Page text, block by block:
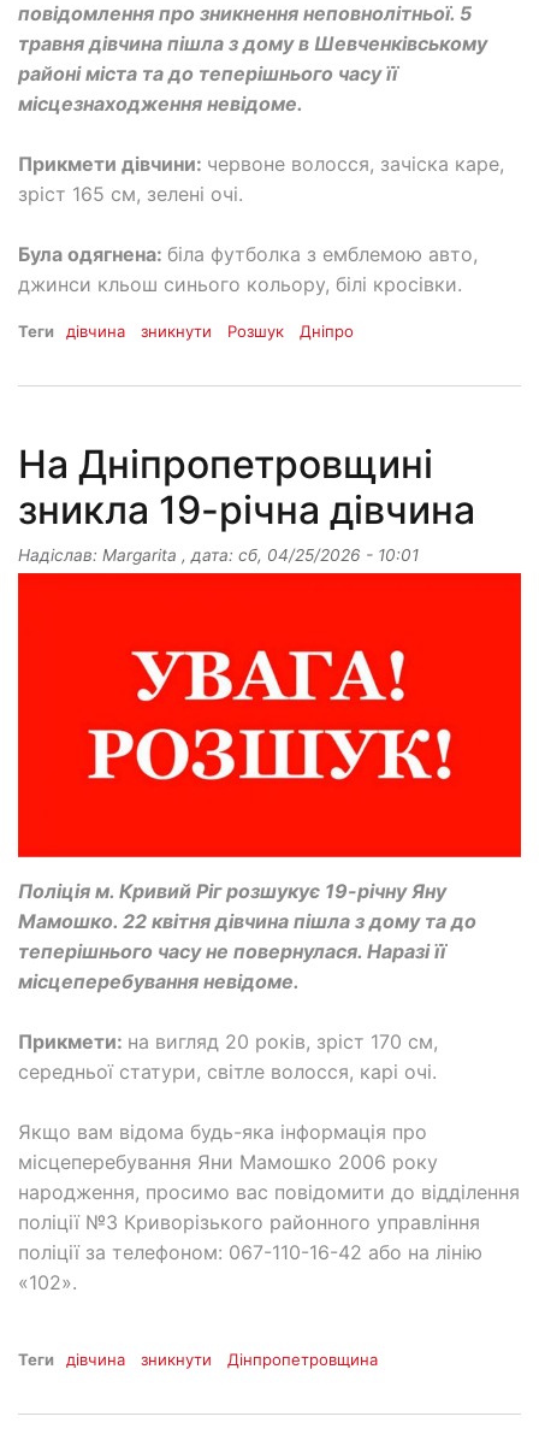
повідомлення про зникнення неповнолітньої. 5
травня дівчина пішла з дому в Шевченківському
районі міста та до теперішнього часу її
місцезнаходження невідоме.
Прикмети дівчини: червоне волосся, зачіска каре,
зріст 165 см, зелені очі.
Була одягнена: біла футболка з емблемою авто,
джинси кльош синього кольору, білі кросівки.
Теги дівчина зникнути Розшук Дніпро
На Дніпропетровщині
зникла 19-річна дівчина
Надіслав: Margarita , дата: сб, 04/25/2026 - 10:01
Поліція м. Кривий Ріг розшукує 19-річну Яну
Мамошко. 22 квітня дівчина пішла з дому та до
теперішнього часу не повернулася. Наразі її
місцеперебування невідоме.
Прикмети: на вигляд 20 років, зріст 170 см,
середньої статури, світле волосся, карі очі.
Якщо вам відома будь-яка інформація про
місцеперебування Яни Мамошко 2006 року
народження, просимо вас повідомити до відділення
поліції №3 Криворізького районного управління
поліції за телефоном: 067-110-16-42 або на лінію
«102».
Теги дівчина зникнути Дінпропетровщина